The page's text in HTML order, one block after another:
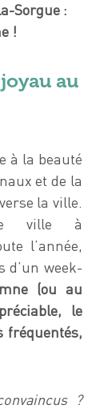
Sorgue :
!
au
à la beauté
et de la
la ville.
ville à
l’année,
d’un week-
(ou au
le
fréquentés,
?